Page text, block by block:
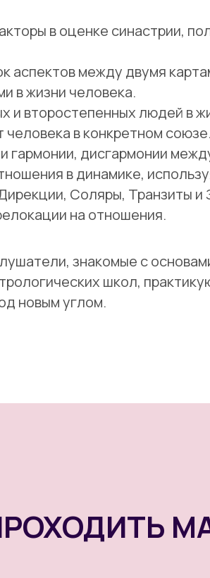
в оценке синастрии,
аспектов между двумя
в жизни человека.
и второстепенных людей в
в конкретном союзе.
гармонии, дисгармонии
в динамике,
Соляры, Транзиты и
на отношения.
знакомые с
школ,
новым углом.